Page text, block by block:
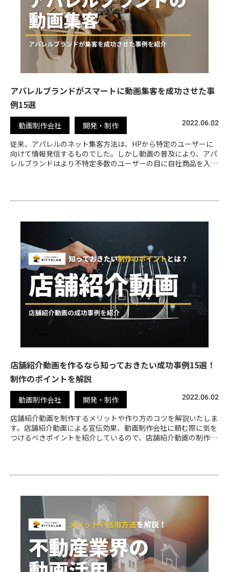
アパレルブランドがスマートに動画集客を成功させた事
例15選
動画制作会社 開発・制作 2022.06.02
従来、アパレルのネット集客方法は、HPから特定のユーザーに
向けて情報発信するものでした。しかし動画の普及により、アパ
レルブランドはより不特定多数のユーザーの目に自社商品を入れ
店舗紹介動画を作るなら知っておきたい成功事例15選！
制作のポイントを解説
動画制作会社 開発・制作 2022.06.02
店舗紹介動画を制作するメリットや作り方のコツを解説いたしま
す。店舗紹介動画による宣伝効果、動画制作会社に頼む際に気を
つけるべきポイントを紹介しているので、店舗紹介動画の制作を